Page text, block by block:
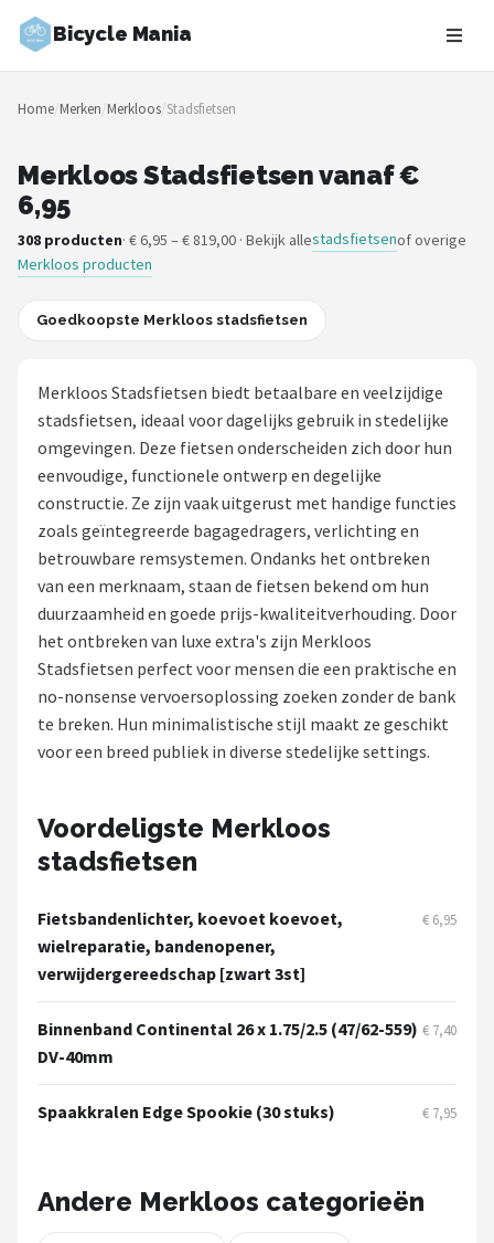
Bicycle Mania
Zoeken
NAVIGATIE
Merken
Blog
Fietsroutes
Stadsfietsen
Elektrische fietsen
Mountainbikes
Shop
POPULAIRE MERKEN
Basil
Volare
AXA
BBB Cycling
Schwalbe
Voltano
Shimano
Alle merken →
Home/Merken/Merkloos/Stadsfietsen
Merkloos Stadsfietsen vanaf €
6,95
308 producten· € 6,95 – € 819,00 · Bekijk allestadsfietsenof overige
Merkloos producten
Goedkoopste Merkloos stadsfietsen
Merkloos Stadsfietsen biedt betaalbare en veelzijdige
stadsfietsen, ideaal voor dagelijks gebruik in stedelijke
omgevingen. Deze fietsen onderscheiden zich door hun
eenvoudige, functionele ontwerp en degelijke
constructie. Ze zijn vaak uitgerust met handige functies
zoals geïntegreerde bagagedragers, verlichting en
betrouwbare remsystemen. Ondanks het ontbreken
van een merknaam, staan de fietsen bekend om hun
duurzaamheid en goede prijs-kwaliteitverhouding. Door
het ontbreken van luxe extra's zijn Merkloos
Stadsfietsen perfect voor mensen die een praktische en
no-nonsense vervoersoplossing zoeken zonder de bank
te breken. Hun minimalistische stijl maakt ze geschikt
voor een breed publiek in diverse stedelijke settings.
Voordeligste Merkloos
stadsfietsen
Fietsbandenlichter, koevoet koevoet,
wielreparatie, bandenopener,
verwijdergereedschap [zwart 3st]
€ 6,95
Binnenband Continental 26 x 1.75/2.5 (47/62-559)
DV-40mm
€ 7,40
Spaakkralen Edge Spookie (30 stuks) € 7,95
Andere Merkloos categorieën